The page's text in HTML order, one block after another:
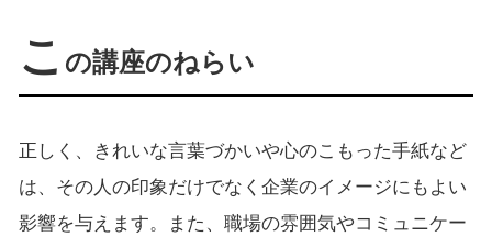
こ の講座のねらい
正しく、きれいな言葉づかいや心のこもった手紙など
は、その人の印象だけでなく企業のイメージにもよい
影響を与えます。また、職場の雰囲気やコミュニケー